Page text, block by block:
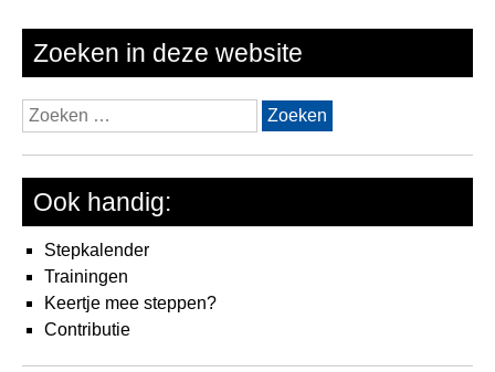
Zoeken in deze website
Zoeken
naar:
Ook handig:
Stepkalender
Trainingen
Keertje mee steppen?
Contributie